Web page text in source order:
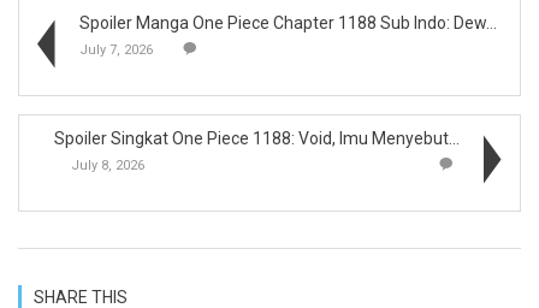
Spoiler Manga One Piece Chapter 1188 Sub Indo: Dew...
July 7, 2026
Spoiler Singkat One Piece 1188: Void, Imu Menyebut...
July 8, 2026
SHARE THIS